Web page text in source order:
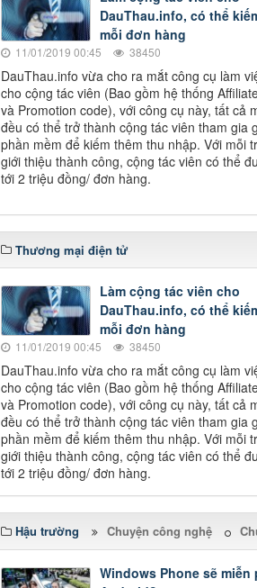
DauThau.info, có thể
mỗi đơn hàng
11/01/2019 00:45 38450
DauThau.info vừa cho ra mắt công cụ làm
cho cộng tác viên (Bao gồm hệ thống
và Promotion code), với công cụ này, tất cả
đều có thể trở thành cộng tác viên tham gia
phần mềm để kiếm thêm thu nhập. Với mỗi
giới thiệu thành công, cộng tác viên có thể
tới 2 triệu đồng/ đơn hàng.
Thương mại điện tử
Làm cộng tác viên cho
DauThau.info, có thể
mỗi đơn hàng
11/01/2019 00:45 38450
DauThau.info vừa cho ra mắt công cụ làm
cho cộng tác viên (Bao gồm hệ thống
và Promotion code), với công cụ này, tất cả
đều có thể trở thành cộng tác viên tham gia
phần mềm để kiếm thêm thu nhập. Với mỗi
giới thiệu thành công, cộng tác viên có thể
tới 2 triệu đồng/ đơn hàng.
Hậu trường Chuyện công nghệ
Windows Phone sẽ miễn